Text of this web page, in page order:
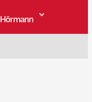
Hörmann